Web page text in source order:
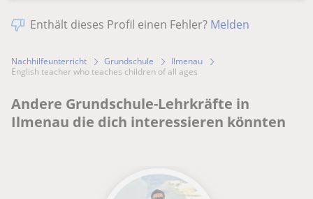
Enthält dieses Profil einen Fehler? Melden
Nachhilfeunterricht Grundschule
Ilmenau
English teacher who teaches children of all ages
Andere Grundschule-Lehrkräfte in
Ilmenau die dich interessieren könnten